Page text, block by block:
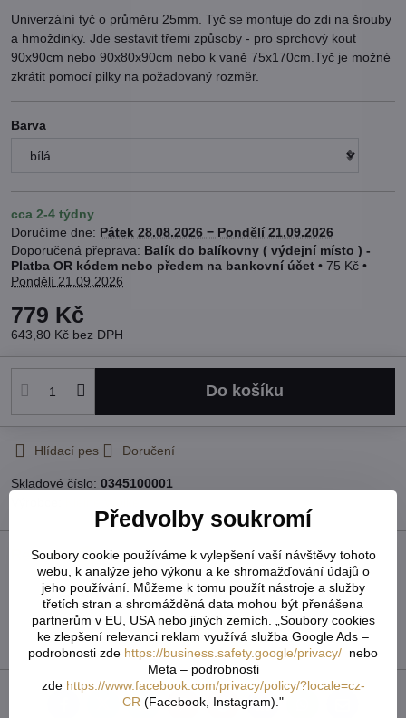
Univerzální tyč o průměru 25mm. Tyč se montuje do zdi na šrouby
a hmoždinky. Jde sestavit třemi způsoby - pro sprchový kout
90x90cm nebo 90x80x90cm nebo k vaně 75x170cm.Tyč je možné
zkrátit pomocí pilky na požadovaný rozměr.
Barva
cca 2-4 týdny
Doručíme dne: Pátek 28.08.2026 − Pondělí 21.09.2026
Balík do balíkovny ( výdejní místo ) -
Platba OR kódem nebo předem na bankovní účet • 75 Kč •
Pondělí 21.09.2026
779 Kč
643,80 Kč bez DPH
Do košíku
Hlídací pes Doručení
Skladové číslo: 0345100001
Recenze 0
Zatím bez hodnocení. Buďte první!
Přidat recenzi
Twitter BlueskyPinterestRedditLinkedIn
Předvolby soukromí
Soubory cookie používáme k vylepšení vaší návštěvy tohoto
webu, k analýze jeho výkonu a ke shromažďování údajů o
jeho používání. Můžeme k tomu použít nástroje a služby
třetích stran a shromážděná data mohou být přenášena
partnerům v EU, USA nebo jiných zemích. „Soubory cookies
ke zlepšení relevanci reklam využívá služba Google Ads –
podrobnosti zde https://business.safety.google/privacy/ nebo
Meta – podrobnosti
zde https://www.facebook.com/privacy/policy/?locale=cz-
CR (Facebook, Instagram)."